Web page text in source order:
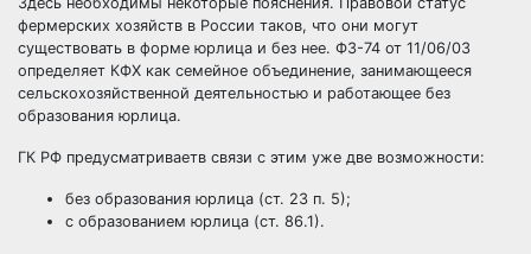
фермерских хозяйств в России таков, что они могут
существовать в форме юрлица и без нее. ФЗ-74 от 11/06/03
определяет КФХ как семейное объединение, занимающееся
сельскохозяйственной деятельностью и работающее без
образования юрлица.
ГК РФ предусматриваетв связи с этим уже две возможности:
без образования юрлица (ст. 23 п. 5);
с образованием юрлица (ст. 86.1).